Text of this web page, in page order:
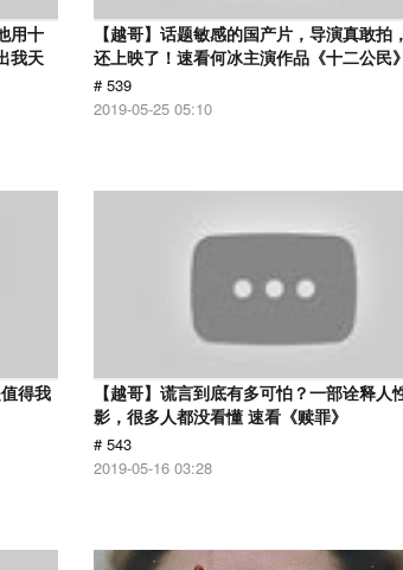
用十
我天
【越哥】话题敏感的国产片，导演真敢拍
还上映了！速看何冰主演作品《十二公民》
# 539
2019-05-25 05:10
得我
【越哥】谎言到底有多可怕？一部诠释人
影，很多人都没看懂 速看《赎罪》
# 543
2019-05-16 03:28